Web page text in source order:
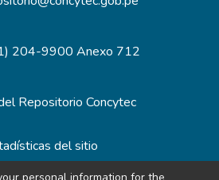
204-9900 Anexo 712
Repositorio Concytec
del sitio